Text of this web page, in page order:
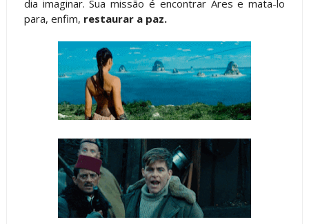
dia imaginar. Sua missão é encontrar Ares e mata-lo
para, enfim, restaurar a paz.